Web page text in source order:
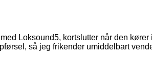
Loksound5, kortslutter når den
så jeg frikender umiddelbart